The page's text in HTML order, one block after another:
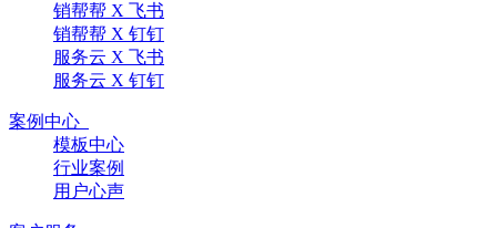
销帮帮 X 飞书
销帮帮 X 钉钉
服务云 X 飞书
服务云 X 钉钉
案例中心
模板中心
行业案例
用户心声